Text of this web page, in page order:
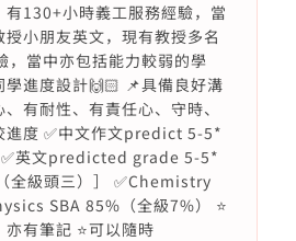
有130+小時義工服務經驗，當
授小朋友英文，現有教授多名
，當中亦包括能力較弱的學
學進度設計🙌🏻 📌具備良好溝
有耐性、有責任心、守時、
進度 ✅中文作文predict 5-5*
✅英文predicted grade 5-5*
全級頭三）］ ✅Chemistry
SBA 85%（全級7%） ⭐️
有筆記 ⭐️可以隨時